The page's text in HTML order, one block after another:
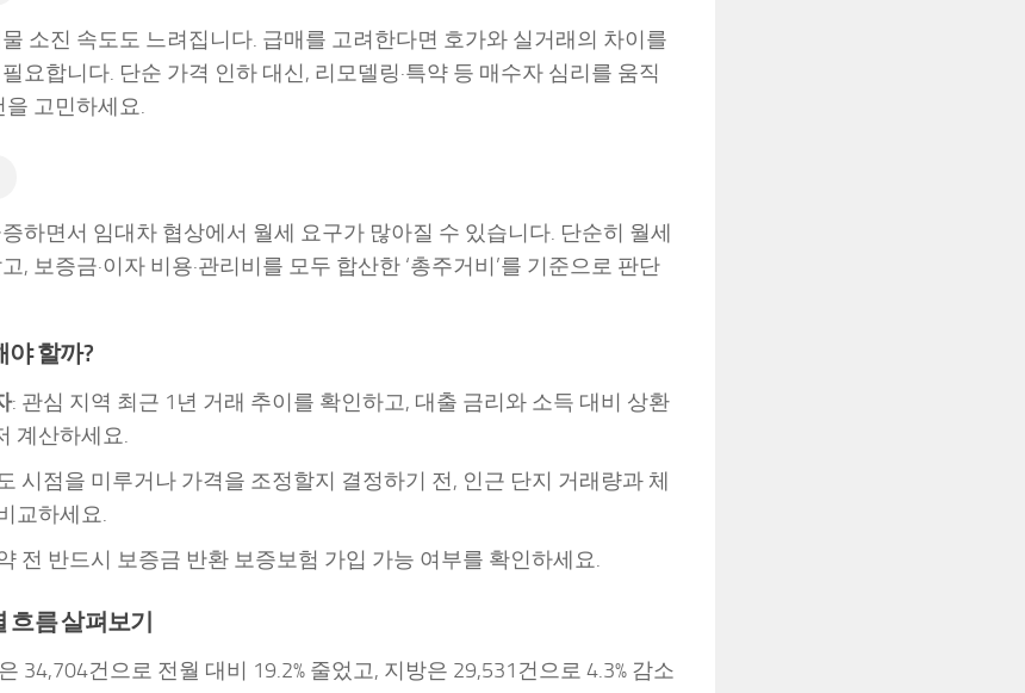
소진 속도도 느려집니다. 급매를 고려한다면 호가와 실거래의 차이를
요합니다. 단순 가격 인하 대신, 리모델링·특약 등 매수자 심리를 움직
을 고민하세요.
하면서 임대차 협상에서 월세 요구가 많아질 수 있습니다. 단순히 월세
, 보증금·이자 비용·관리비를 모두 합산한 ‘총주거비’를 기준으로 판단
야 할까?
: 관심 지역 최근 1년 거래 추이를 확인하고, 대출 금리와 소득 대비 상환
계산하세요.
시점을 미루거나 가격을 조정할지 결정하기 전, 인근 단지 거래량과 체
교하세요.
전 반드시 보증금 반환 보증보험 가입 가능 여부를 확인하세요.
흐름 살펴보기
34,704건으로 전월 대비 19.2% 줄었고, 지방은 29,531건으로 4.3% 감소